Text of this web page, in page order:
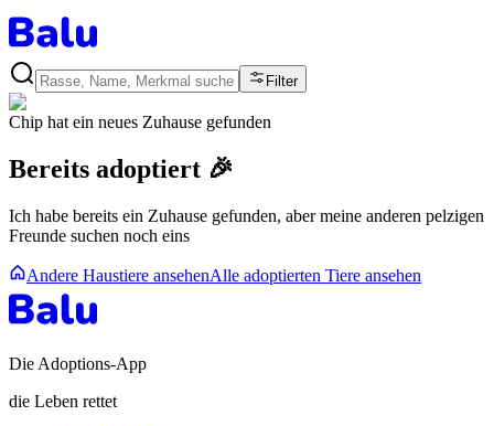
Filter
Chip hat ein neues Zuhause gefunden
Bereits adoptiert 🎉
Ich habe bereits ein Zuhause gefunden, aber meine anderen pelzigen
Freunde suchen noch eins
Andere Haustiere ansehenAlle adoptierten Tiere ansehen
Die Adoptions-App
die Leben rettet